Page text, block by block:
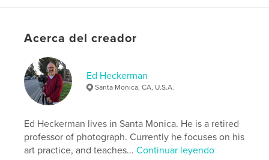
Acerca del creador
Ed Heckerman
Santa Monica, CA, U.S.A.
Ed Heckerman lives in Santa Monica. He is a retired
professor of photograph. Currently he focuses on his
art practice, and teaches...Continuar leyendo